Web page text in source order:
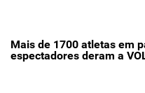
Mais de 1700 atletas em
espectadores deram a